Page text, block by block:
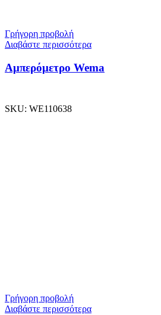
Γρήγορη προβολή
Διαβάστε περισσότερα
Αμπερόμετρο Wema
SKU: WE110638
Γρήγορη προβολή
Διαβάστε περισσότερα